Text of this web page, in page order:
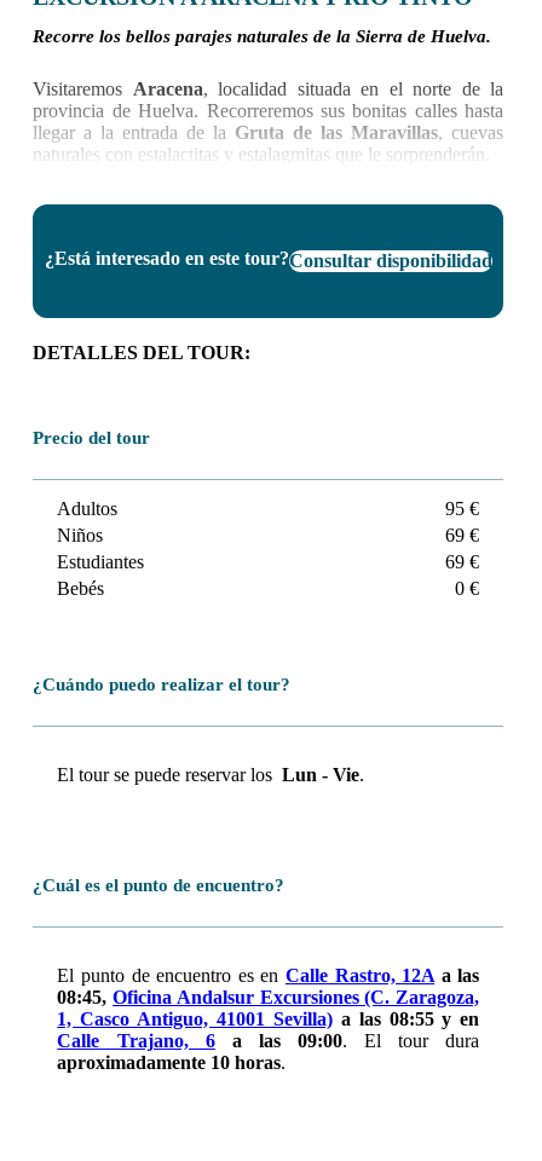
Recorre los bellos parajes naturales de la Sierra de Huelva.
Visitaremos Aracena, localidad situada en el norte de la
provincia de Huelva. Recorreremos sus bonitas calles hasta
llegar a la entrada de la Gruta de las Maravillas, cuevas
naturales con estalactitas y estalagmitas que le sorprenderán.
Disfrutaremos del paisaje haciendo paradas en lugares como
Almonaster la Realy laPeña de Arias Montano. En
degustar de la gastronomía local y de uno de sus platos
extremas.
¿Está interesado en este tour?Consultar disponibilidad
DETALLES DEL TOUR:
Precio del tour
Adultos
95 €
Niños
69 €
Estudiantes
69 €
Bebés
0 €
¿Cuándo puedo realizar el tour?
El tour se puede reservar losLun - Vie.
¿Cuál es el punto de encuentro?
El punto de encuentro es en Calle Rastro, 12A a las
08:45,Oficina Andalsur Excursiones (C. Zaragoza,
1, Casco Antiguo, 41001 Sevilla)a las 08:55 y en
Calle Trajano, 6a las 09:00. El tour dura
aproximadamente 10 horas.